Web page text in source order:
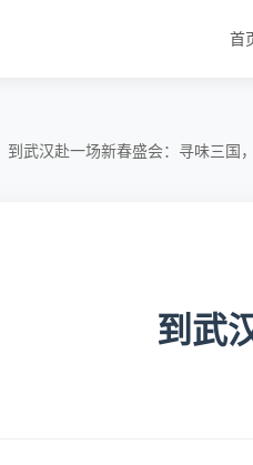
首
到武汉赴一场新春盛会：寻味三国
到武